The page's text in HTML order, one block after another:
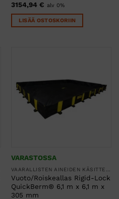
3154,94 € alv 0%
LISÄÄ OSTOSKORIIN
VARASTOSSA
Vuoto/Roiskeallas Rigid-Lock
QuickBerm® 6,1 m x 6,1 m x
305 mm